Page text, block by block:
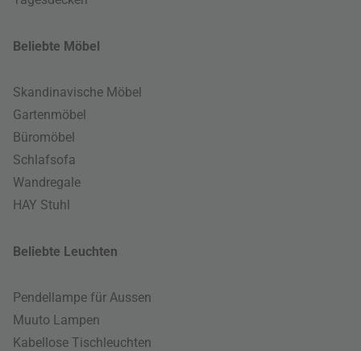
Beliebte Möbel
Skandinavische Möbel
Gartenmöbel
Büromöbel
Schlafsofa
Wandregale
HAY Stuhl
Beliebte Leuchten
Pendellampe für Aussen
Muuto Lampen
Kabellose Tischleuchten